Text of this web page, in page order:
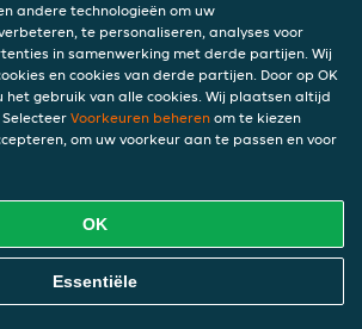
van deze
van tijd tot tijd bijwerken als
juridische, technische of zakelijke
wij onze Privacyverklaring
passende maatregelen nemen om u
in overeenstemming met het
andere technologieën om uw
te personaliseren, analyses voor
in samenwerking met derde partijen. Wij
en cookies van derde partijen. Door op OK
gebruik van alle cookies. Wij plaatsen altijd
Voorkeuren beheren om te kiezen
om uw voorkeur aan te passen en voor
OK
Essentiële